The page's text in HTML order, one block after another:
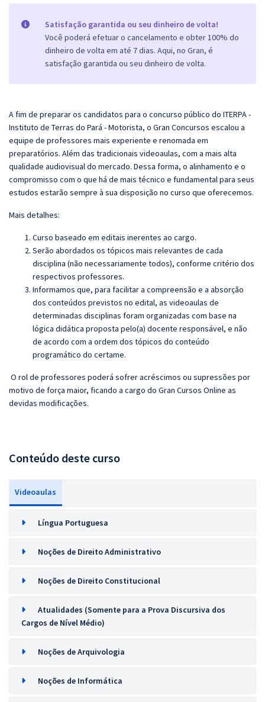
Satisfação garantida ou seu dinheiro de volta!
Você poderá efetuar o cancelamento e obter 100% do
dinheiro de volta em até 7 dias. Aqui, no Gran, é
satisfação garantida ou seu dinheiro de volta.
A fim de preparar os candidatos para o concurso público do ITERPA -
Instituto de Terras do Pará - Motorista, o Gran Concursos escalou a
equipe de professores mais experiente e renomada em
preparatórios. Além das tradicionais videoaulas, com a mais alta
qualidade audiovisual do mercado. Dessa forma, o alinhamento e o
compromisso com o que há de mais técnico e fundamental para seus
estudos estarão sempre à sua disposição no curso que oferecemos.
Mais detalhes:
Curso baseado em editais inerentes ao cargo.
Serão abordados os tópicos mais relevantes de cada
disciplina (não necessariamente todos), conforme critério dos
respectivos professores.
Informamos que, para facilitar a compreensão e a absorção
dos conteúdos previstos no edital, as videoaulas de
determinadas disciplinas foram organizadas com base na
lógica didática proposta pelo(a) docente responsável, e não
de acordo com a ordem dos tópicos do conteúdo
programático do certame.
O rol de professores poderá sofrer acréscimos ou supressões por
motivo de força maior, ficando a cargo do Gran Cursos Online as
devidas modificações.
Conteúdo deste curso
Videoaulas
Língua Portuguesa
Noções de Direito Administrativo
Noções de Direito Constitucional
Atualidades (Somente para a Prova Discursiva dos
Cargos de Nível Médio)
Noções de Arquivologia
Noções de Informática